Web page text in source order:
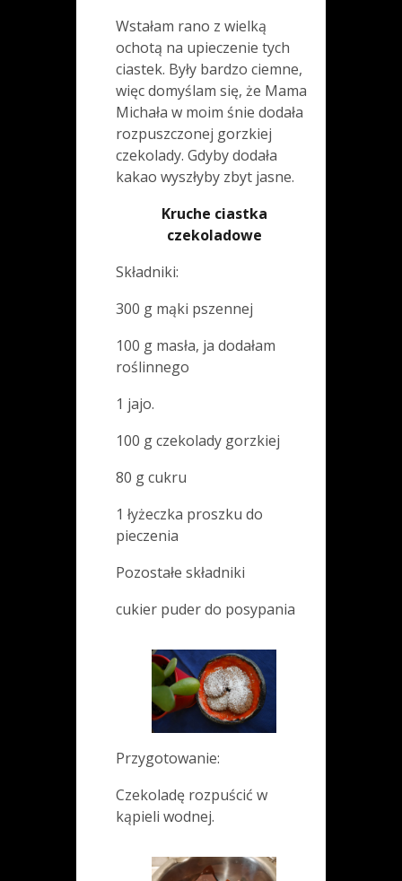
Wstałam rano z wielką
ochotą na upieczenie tych
ciastek. Były bardzo ciemne,
więc domyślam się, że Mama
Michała w moim śnie dodała
rozpuszczonej gorzkiej
czekolady. Gdyby dodała
kakao wyszłyby zbyt jasne.
Kruche ciastka
czekoladowe
Składniki:
300 g mąki pszennej
100 g masła, ja dodałam
roślinnego
1 jajo.
100 g czekolady gorzkiej
80 g cukru
1 łyżeczka proszku do
pieczenia
Pozostałe składniki
cukier puder do posypania
Przygotowanie:
Czekoladę rozpuścić w
kąpieli wodnej.